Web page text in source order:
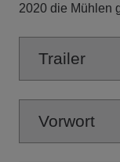
2020 die Mühlen
Trailer
Vorwort